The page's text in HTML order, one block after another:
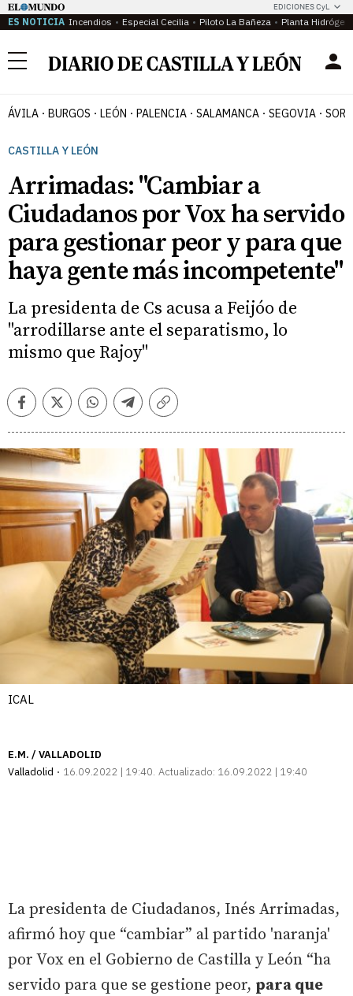
EDICIONES CyL
ES NOTICIA Incendios Especial Cecilia Piloto La Bañeza Planta
Menú
ÁVILA BURGOS LEÓN PALENCIA SALAMANCA SEGOVIA
CASTILLA Y LEÓN
Arrimadas: "Cambiar a
Ciudadanos por Vox ha servido
para gestionar peor y para que
haya gente más incompetente"
La presidenta de Cs acusa a Feijóo de
"arrodillarse ante el separatismo, lo
mismo que Rajoy"
FacebookTwitterWhatsappTelegramCopiar
ICAL
E.M. / VALLADOLID
Valladolid
16.09.2022 | 19:40 Actualizado: 16.09.2022 | 19:40
La presidenta de Ciudadanos, Inés Arrimadas,
afirmó hoy que “cambiar” al partido 'naranja'
por Vox en el Gobierno de Castilla y León “ha
servido para que se gestione peor, para que